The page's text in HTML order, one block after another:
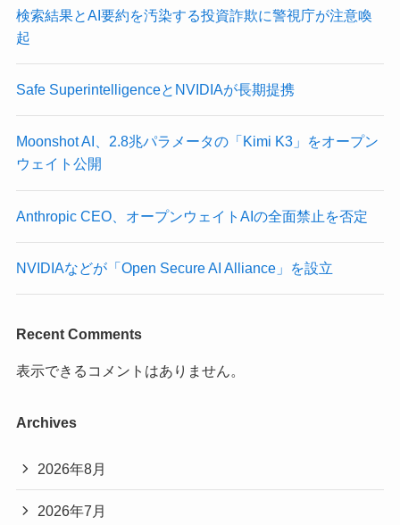
検索結果とAI要約を汚染する投資詐欺に警視庁が注意喚
起
Safe SuperintelligenceとNVIDIAが長期提携
Moonshot AI、2.8兆パラメータの「Kimi K3」をオープン
ウェイト公開
Anthropic CEO、オープンウェイトAIの全面禁止を否定
NVIDIAなどが「Open Secure AI Alliance」を設立
Recent Comments
表示できるコメントはありません。
Archives
2026年8月
2026年7月